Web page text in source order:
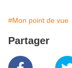
#Mon point de vue
Partager